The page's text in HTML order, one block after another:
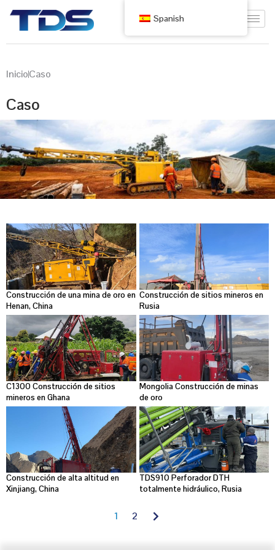
InicioCaso
Caso
Construcción de una mina de oro en
Henan, China
Construcción de sitios mineros en
Rusia
C1300 Construcción de sitios
mineros en Ghana
Mongolia Construcción de minas
de oro
Construcción de alta altitud en
Xinjiang, China
TDS910 Perforador DTH
totalmente hidráulico, Rusia
1 2
Spanish